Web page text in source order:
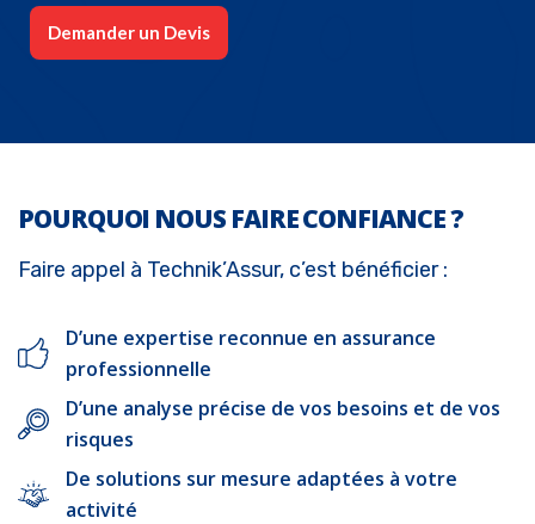
Demander un Devis
POURQUOI NOUS FAIRE CONFIANCE ?
Faire appel à Technik’Assur, c’est bénéficier :
D’une expertise reconnue en assurance
professionnelle
D’une analyse précise de vos besoins et de vos
risques
De solutions sur mesure adaptées à votre
activité